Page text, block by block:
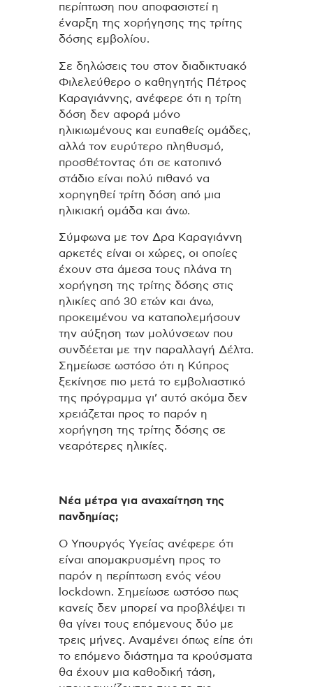
περίπτωση που αποφασιστεί η
έναρξη της χορήγησης της τρίτης
δόσης εμβολίου.
Σε δηλώσεις του στον διαδικτυακό
Φιλελεύθερο ο καθηγητής Πέτρος
Καραγιάννης, ανέφερε ότι η τρίτη
δόση δεν αφορά μόνο
ηλικιωμένους και ευπαθείς ομάδες,
αλλά τον ευρύτερο πληθυσμό,
προσθέτοντας ότι σε κατοπινό
στάδιο είναι πολύ πιθανό να
χορηγηθεί τρίτη δόση από μια
ηλικιακή ομάδα και άνω.
Σύμφωνα με τον Δρα Καραγιάννη
αρκετές είναι οι χώρες, οι οποίες
έχουν στα άμεσα τους πλάνα τη
χορήγηση της τρίτης δόσης στις
ηλικίες από 30 ετών και άνω,
προκειμένου να καταπολεμήσουν
την αύξηση των μολύνσεων που
συνδέεται με την παραλλαγή Δέλτα.
Σημείωσε ωστόσο ότι η Κύπρος
ξεκίνησε πιο μετά το εμβολιαστικό
της πρόγραμμα γι’ αυτό ακόμα δεν
χρειάζεται προς το παρόν η
χορήγηση της τρίτης δόσης σε
νεαρότερες ηλικίες.
Νέα μέτρα για αναχαίτηση της
πανδημίας;
Ο Υπουργός Υγείας ανέφερε ότι
είναι απομακρυσμένη προς το
παρόν η περίπτωση ενός νέου
lockdown. Σημείωσε ωστόσο πως
κανείς δεν μπορεί να προβλέψει τι
θα γίνει τους επόμενους δύο με
τρεις μήνες. Αναμένει όπως είπε ότι
το επόμενο διάστημα τα κρούσματα
θα έχουν μια καθοδική τάση,